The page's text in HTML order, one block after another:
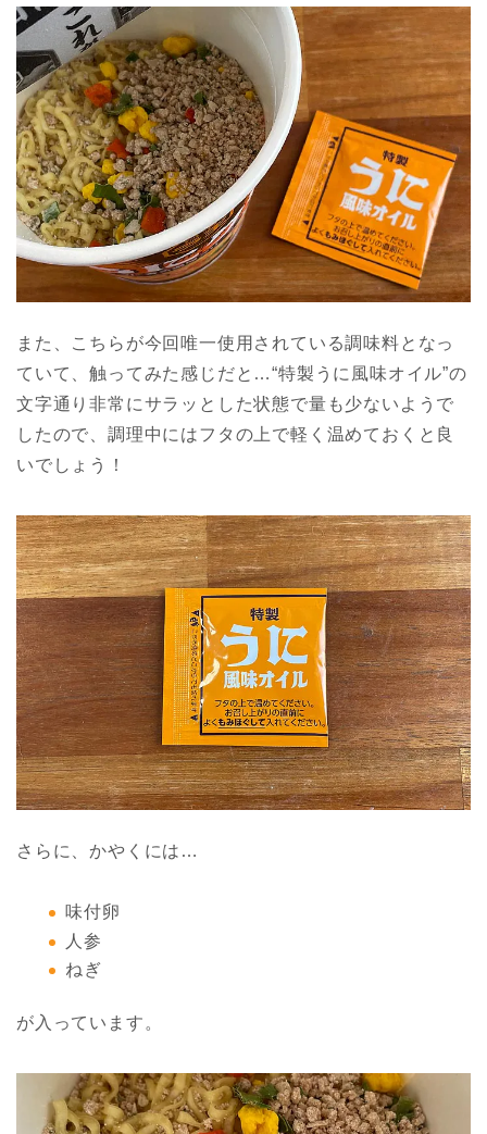
また、こちらが今回唯一使用されている調味料となっ
ていて、触ってみた感じだと…“特製うに風味オイル”の
文字通り非常にサラッとした状態で量も少ないようで
したので、調理中にはフタの上で軽く温めておくと良
いでしょう！
さらに、かやくには…
味付卵
人参
ねぎ
が入っています。